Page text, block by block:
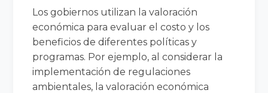
Los gobiernos utilizan la valoración
económica para evaluar el costo y los
beneficios de diferentes políticas y
programas. Por ejemplo, al considerar la
implementación de regulaciones
ambientales, la valoración económica